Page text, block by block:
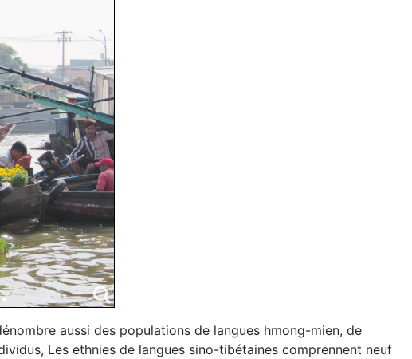
aussi des populations de langues hmong-mien, de
Les ethnies de langues sino-tibétaines comprennent neuf